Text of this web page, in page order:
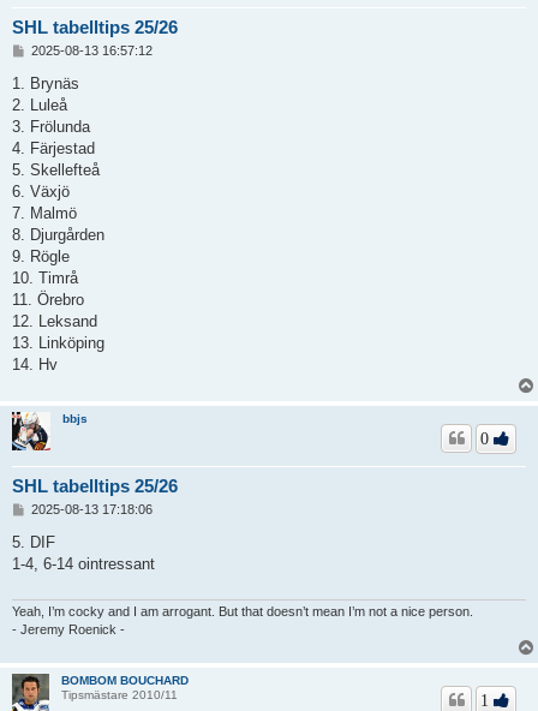
SHL tabelltips 25/26
ä
g
g
2025-08-13 16:57:12
1. Brynäs
2. Luleå
3. Frölunda
4. Färjestad
5. Skellefteå
6. Växjö
7. Malmö
8. Djurgården
9. Rögle
10. Timrå
11. Örebro
12. Leksand
13. Linköping
14. Hv
bbjs
SHL tabelltips 25/26
0
ä
g
2025-08-13 17:18:06
5. DIF
1-4, 6-14 ointressant
Yeah, I’m cocky and I am arrogant. But that doesn’t mean I’m not a nice person.
- Jeremy Roenick -
BOMBOM BOUCHARD
Tipsmästare 2010/11
1